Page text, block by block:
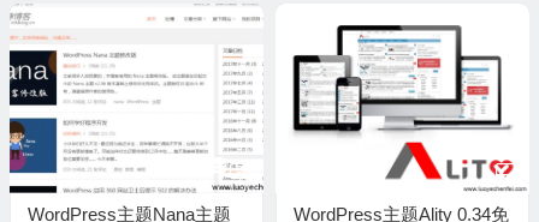
WordPress主题Nana主题
5
WordPress主题Ality 0.34免